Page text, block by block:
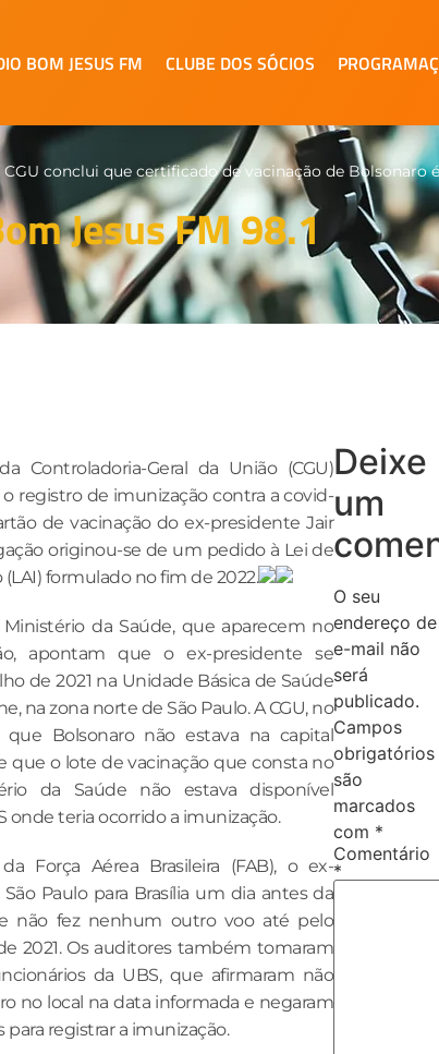
BOM JESUS FM CLUBE DOS SÓCIOS
CGU conclui que certificado de vacinação de Bolsonaro
Jesus FM 98.1
Controladoria-Geral da União (CGU)
registro de imunização contra a covid-
de vacinação do ex-presidente Jair
originou-se de um pedido à Lei de
formulado no fim de 2022.
da Saúde, que aparecem no
apontam que o ex-presidente se
de 2021 na Unidade Básica de Saúde
na zona norte de São Paulo. A CGU, no
Bolsonaro não estava na capital
que o lote de vacinação que consta no
da Saúde não estava disponível
onde teria ocorrido a imunização.
Força Aérea Brasileira (FAB), o ex-
Paulo para Brasília um dia antes da
não fez nenhum outro voo até pelo
2021. Os auditores também tomaram
da UBS, que afirmaram não
no local na data informada e negaram
registrar a imunização.
Deixe
um
O seu
endereço de
e-mail não
será
publicado.
Campos
obrigatórios
são
marcados
com *
Comentário
*